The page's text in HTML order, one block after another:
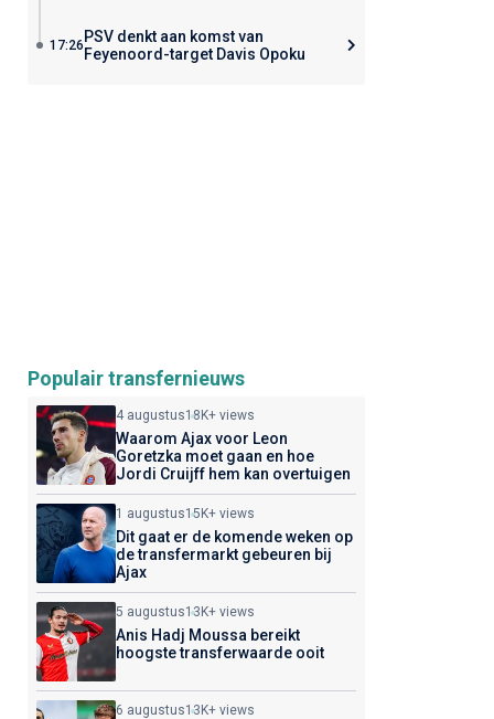
17:26 PSV denkt aan komst van
Feyenoord-target Davis Opoku
Populair transfernieuws
4 augustus18K+ views
Waarom Ajax voor Leon
Goretzka moet gaan en hoe
Jordi Cruijff hem kan overtuigen
1 augustus15K+ views
Dit gaat er de komende weken op
de transfermarkt gebeuren bij
Ajax
5 augustus13K+ views
Anis Hadj Moussa bereikt
hoogste transferwaarde ooit
6 augustus13K+ views